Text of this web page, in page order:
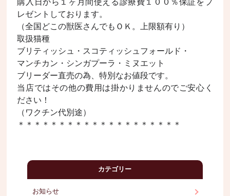
レゼントしております。
（全国どこの獣医さんでもＯＫ。上限額有り）
取扱猫種
ブリティッシュ・スコティッシュフォールド ・
マンチカン・シンガプーラ・ミヌエット
ブリーダー直売の為、特別なお値段です。
当店ではその他の費用は掛かりませんのでご安心く
ださい！
（ワクチン代別途）
＊＊＊＊＊＊＊＊＊＊＊＊＊＊＊＊＊＊＊＊
カテゴリー
お知らせ